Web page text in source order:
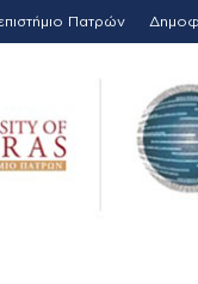
Πατρών